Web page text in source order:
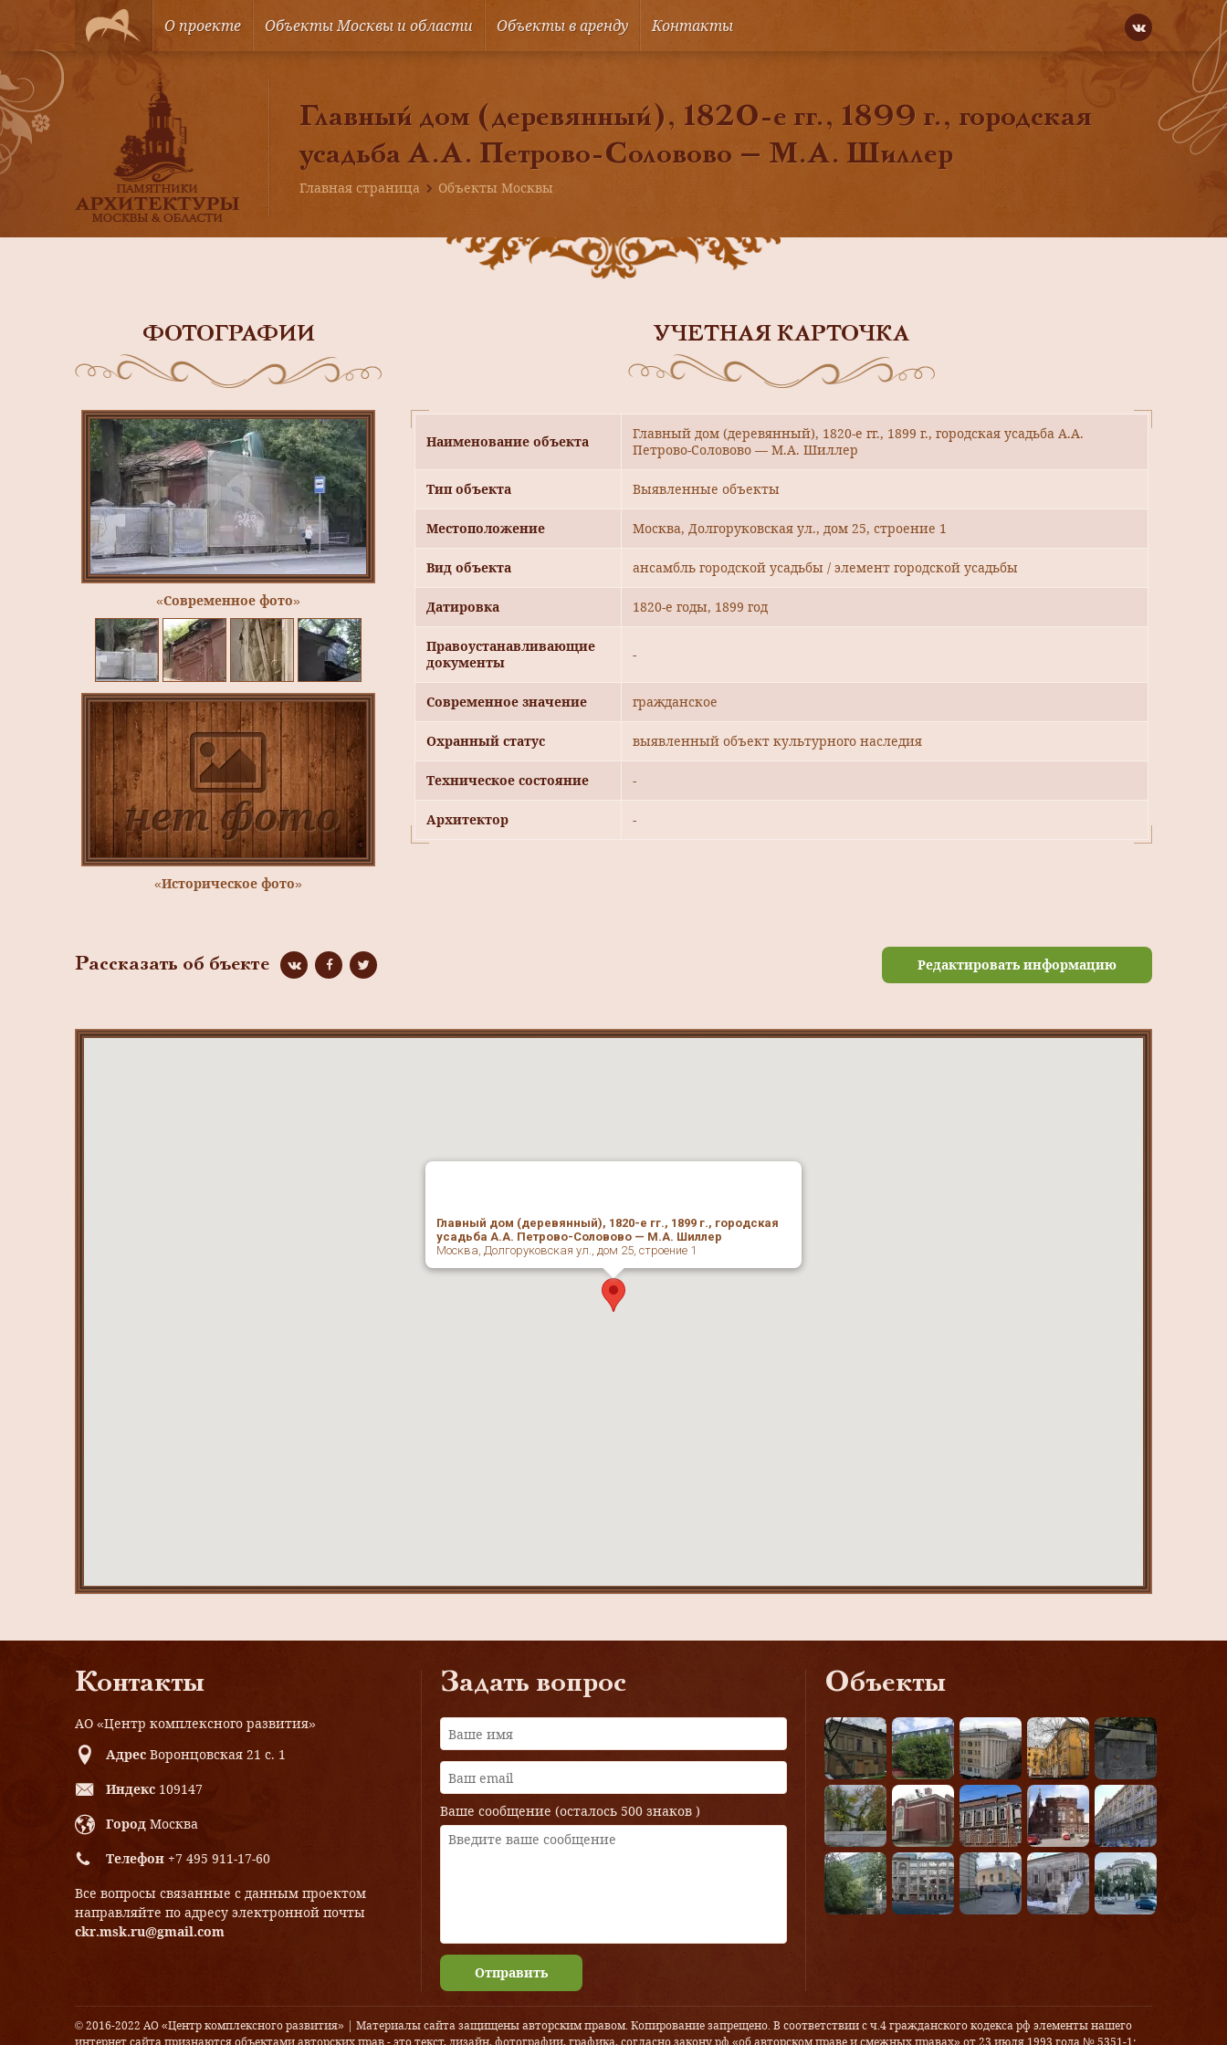
О проекте Объекты Москвы и области Объекты в аренду Контакты
Главный дом (деревянный), 1820-е гг., 1899 г., городская
усадьба А.А. Петрово-Соловово — М.А. Шиллер
Главная страница Объекты Москвы
ФОТОГРАФИИ
«Современное фото»
«Историческое фото»
УЧЕТНАЯ КАРТОЧКА
Наименование объекта
Главный дом (деревянный), 1820-е гг., 1899 г., городская усадьба А.А.
Петрово-Соловово — М.А. Шиллер
Тип объекта Выявленные объекты
Местоположение Москва, Долгоруковская ул., дом 25, строение 1
Вид объекта ансамбль городской усадьбы / элемент городской усадьбы
Датировка 1820-е годы, 1899 год
Правоустанавливающие
документы
-
Современное значение гражданское
Охранный статус выявленный объект культурного наследия
Техническое состояние -
Архитектор -
Рассказать об бъекте Редактировать информацию
Главный дом (деревянный), 1820-е гг., 1899 г., городская
усадьба А.А. Петрово-Соловово — М.А. Шиллер
Москва, Долгоруковская ул., дом 25, строение 1
Контакты
АО «Центр комплексного развития»
Адрес Воронцовская 21 с. 1
Индекс 109147
Город Москва
Телефон +7 495 911-17-60
Все вопросы связанные с данным проектом
направляйте по адресу электронной почты
ckr.msk.ru@gmail.com
Задать вопрос
Ваше сообщение (осталось 500 знаков )
Отправить
Объекты
© 2016-2022 АО «Центр комплексного развития» | Материалы сайта защищены авторским правом. Копирование запрещено. В соответствии с ч.4 гражданского кодекса рф элементы нашего